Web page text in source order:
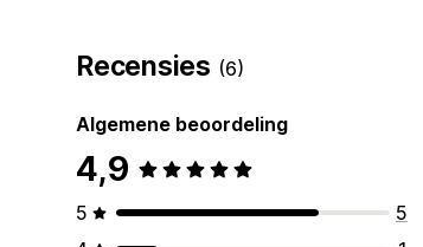
Recensies (6)
Algemene beoordeling
4,9
5
5